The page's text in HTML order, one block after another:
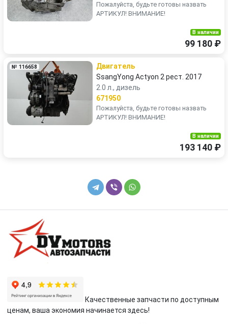
Пожалуйста, будьте готовы назвать
АРТИКУЛ! ВНИМАНИЕ!
В наличии
99 180 ₽
№ 116658
Двигатель
SsangYong Actyon 2 рест. 2017
2.0 л., дизель
671950
Пожалуйста, будьте готовы назвать
АРТИКУЛ! ВНИМАНИЕ!
В наличии
193 140 ₽
Качественные запчасти по доступным
ценам, ваша экономия начинается здесь!